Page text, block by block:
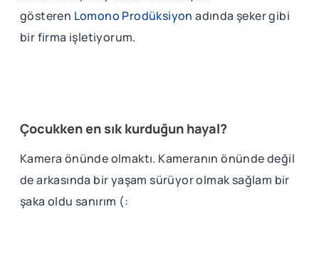
gösteren Lomono Prodüksiyon adında şeker gibi
bir firma işletiyorum.
Çocukken en sık kurduğun hayal?
Kamera önünde olmaktı. Kameranın önünde değil
de arkasında bir yaşam sürüyor olmak sağlam bir
şaka oldu sanırım (: